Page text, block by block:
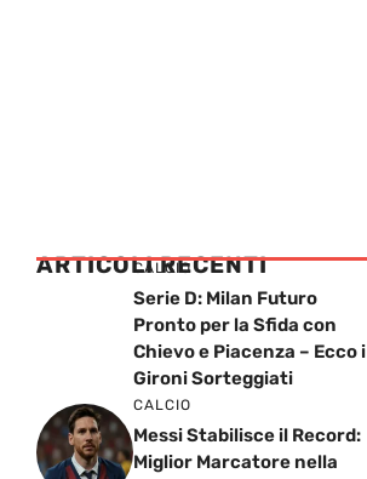
ARTICOLI RECENTI
CALCIO
Serie D: Milan Futuro
Pronto per la Sfida con
Chievo e Piacenza – Ecco i
Gironi Sorteggiati
CALCIO
Messi Stabilisce il Record:
Miglior Marcatore nella